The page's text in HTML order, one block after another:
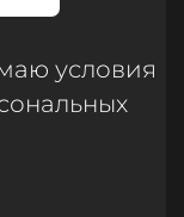
условия